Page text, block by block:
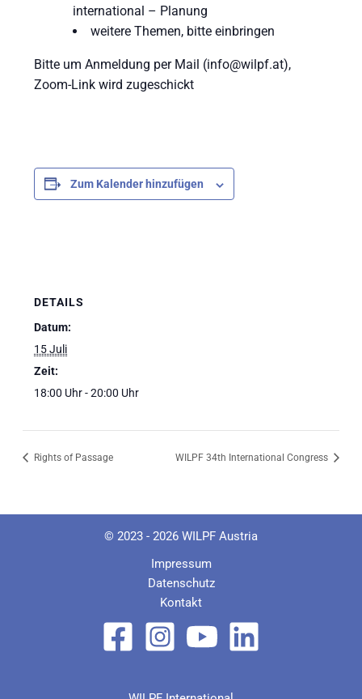
international – Planung
⁠weitere Themen, bitte einbringen
Bitte um Anmeldung per Mail (info@wilpf.at),
Zoom-Link wird zugeschickt
Zum Kalender hinzufügen
DETAILS
Datum:
15 Juli
Zeit:
18:00 Uhr - 20:00 Uhr
Rights of Passage WILPF 34th International Congress
© 2023 - 2026 WILPF Austria
Impressum
Datenschutz
Kontakt